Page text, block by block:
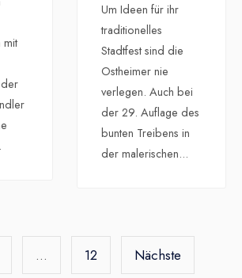
mit
Um Ideen für ihr
traditionelles
Stadtfest sind die
Ostheimer nie
verlegen. Auch bei
der 29. Auflage des
bunten Treibens in
der malerischen...
… 12 Nächste